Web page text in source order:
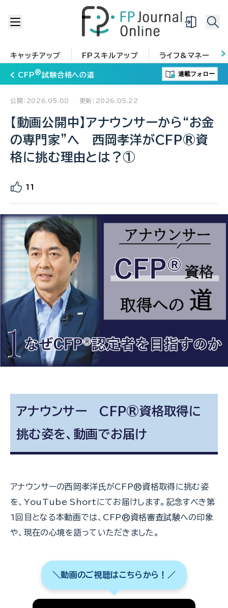
キャッチアップ FPスキルアップ ライフ&マネー
CFP®試験合格への道 連載フォロー
公開：2026.05.08 更新：2026.05.22
【動画公開中】アナウンサーから“お金
の専門家”へ 西岡孝洋がCFP®資
格に挑む理由とは？①
11
アナウンサー CFP®資格取得に
挑む姿を、動画でお届け
アナウンサーの西岡孝洋氏がCFP®資格取得に挑む姿
を、YouTube Shortにてお届けします。記念すべき第
1回目となる本動画では、CFP®資格審査試験への印象
や、現在の心境を語っていただきました。
＼動画のご視聴はこちらから！／